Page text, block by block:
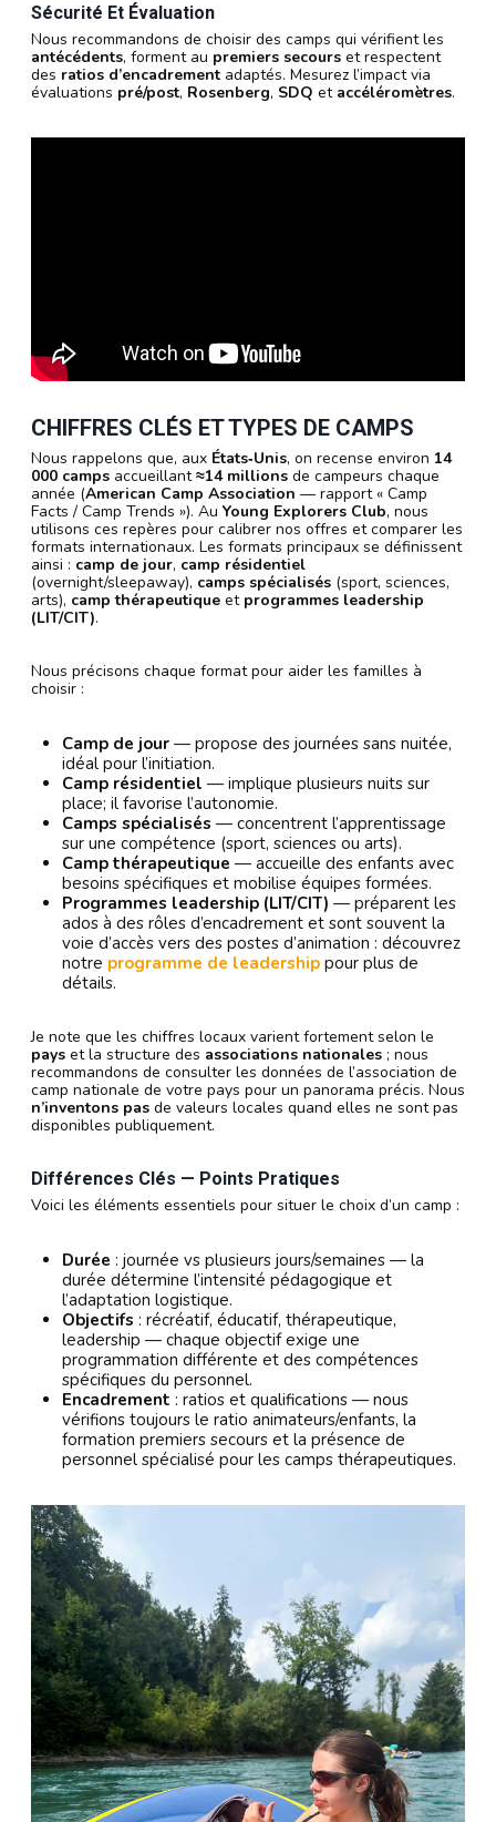
Sécurité Et Évaluation
Nous recommandons de choisir des camps qui vérifient les
antécédents, forment au premiers secours et respectent
des ratios d’encadrement adaptés. Mesurez l’impact via
évaluations pré/post, Rosenberg, SDQ et accéléromètres.
CHIFFRES CLÉS ET TYPES DE CAMPS
Nous rappelons que, aux États‑Unis, on recense environ 14
000 camps accueillant≈14 millions de campeurs chaque
année (American Camp Association — rapport « Camp
Facts / Camp Trends »). Au Young Explorers Club, nous
utilisons ces repères pour calibrer nos offres et comparer les
formats internationaux. Les formats principaux se définissent
ainsi : camp de jour, camp résidentiel
(overnight/sleepaway), camps spécialisés (sport, sciences,
arts), camp thérapeutique et programmes leadership
(LIT/CIT).
Nous précisons chaque format pour aider les familles à
choisir :
Camp de jour — propose des journées sans nuitée,
idéal pour l’initiation.
Camp résidentiel — implique plusieurs nuits sur
place; il favorise l’autonomie.
Camps spécialisés — concentrent l’apprentissage
sur une compétence (sport, sciences ou arts).
Camp thérapeutique — accueille des enfants avec
besoins spécifiques et mobilise équipes formées.
Programmes leadership (LIT/CIT) — préparent les
ados à des rôles d’encadrement et sont souvent la
voie d’accès vers des postes d’animation : découvrez
notre programme de leadership pour plus de
détails.
Je note que les chiffres locaux varient fortement selon le
pays et la structure des associations nationales ; nous
recommandons de consulter les données de l’association de
camp nationale de votre pays pour un panorama précis. Nous
n’inventons pas de valeurs locales quand elles ne sont pas
disponibles publiquement.
Différences Clés — Points Pratiques
Voici les éléments essentiels pour situer le choix d’un camp :
Durée : journée vs plusieurs jours/semaines — la
durée détermine l’intensité pédagogique et
l’adaptation logistique.
Objectifs : récréatif, éducatif, thérapeutique,
leadership — chaque objectif exige une
programmation différente et des compétences
spécifiques du personnel.
Encadrement : ratios et qualifications — nous
vérifions toujours le ratio animateurs/enfants, la
formation premiers secours et la présence de
personnel spécialisé pour les camps thérapeutiques.